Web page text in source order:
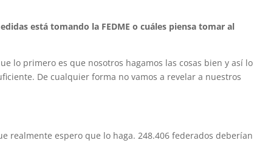
está tomando la FEDME o cuáles piensa tomar al
lo primero es que nosotros hagamos las cosas bien y así lo
De cualquier forma no vamos a revelar a nuestros
realmente espero que lo haga. 248.406 federados deberían